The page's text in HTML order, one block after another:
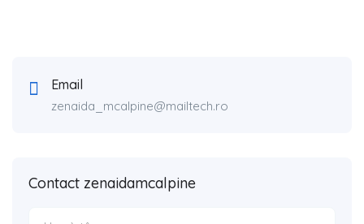
Email
zenaida_mcalpine@mailtech.ro
Contact zenaidamcalpine